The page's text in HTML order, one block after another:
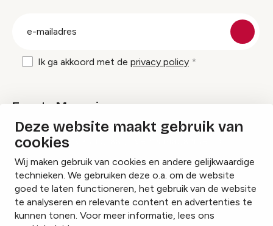
Deze website maakt gebruik van
cookies
Wij maken gebruik van cookies en andere gelijkwaardige
technieken. We gebruiken deze o.a. om de website
goed te laten functioneren, het gebruik van de website
te analyseren en relevante content en advertenties te
kunnen tonen. Voor meer informatie, lees ons
Ik ga akkoord met de privacy policy
Events Magazine
Ik ontvang graag Events Magazine
InstagramFacebookLinkedIn